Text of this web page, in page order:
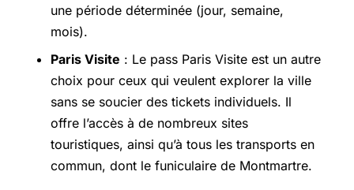
une période déterminée (jour, semaine,
mois).
Paris Visite : Le pass Paris Visite est un autre
choix pour ceux qui veulent explorer la ville
sans se soucier des tickets individuels. Il
offre l’accès à de nombreux sites
touristiques, ainsi qu’à tous les transports en
commun, dont le funiculaire de Montmartre.